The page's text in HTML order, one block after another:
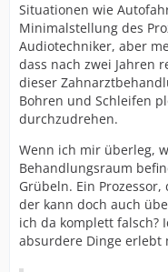
Situationen wie
Minimalstellung des
Audiotechniker, aber
dass nach zwei Jahren
dieser
Bohren und Schleifen
durchzudrehen.
Wenn ich mir überleg,
Behandlungsraum
Grübeln. Ein
der kann doch auch
ich da komplett falsch?
absurdere Dinge erlebt